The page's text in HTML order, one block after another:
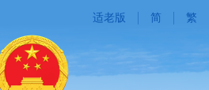
适老版 简 繁